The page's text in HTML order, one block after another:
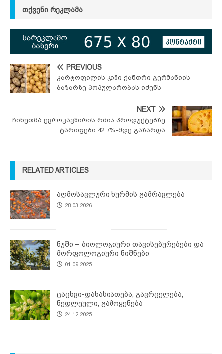
ᲗᲥᲕᲔᲜᲘ ᲠᲔᲙᲚᲐᲛᲐ
PREVIOUS
კარტოფილის ჯიში ქანთრი გერმანიის
ბაზარზე პოპულარობას იძენს
NEXT
ჩინეთმა ევროკავშირის რძის პროდუქტებზე
ტარიფები 42.7%-მდე გაზარდა
RELATED ARTICLES
აღმოსავლური ხურმის გამრავლება
28.03.2026
ნუში – ბიოლოგიური თავისებურებები და
მორფოლოგიური ნიშნები
01.09.2025
ცაცხვი-დახასიათება, გავრცელება,
ნედლეული, გამოყენება
24.12.2025